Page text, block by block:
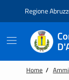
Regione
Home /